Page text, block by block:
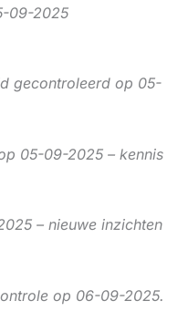
09-2025
gecontroleerd op 05-
05-09-2025 – kennis
– nieuwe inzichten
op 06-09-2025.